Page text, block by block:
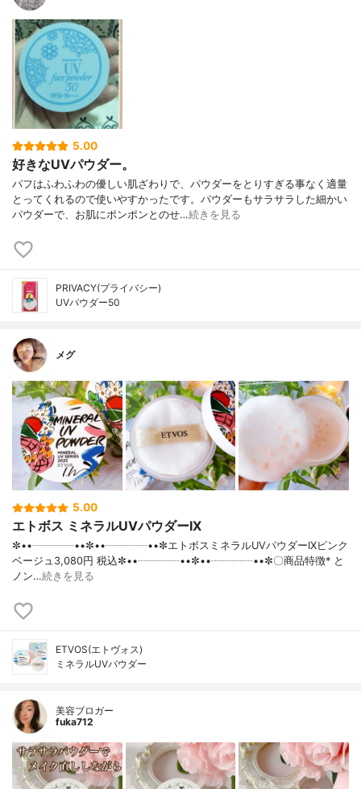
5.00
好きなUVパウダー。
パフはふわふわの優しい肌ざわりで、パウダーをとりすぎる事なく適量
とってくれるので使いやすかったです。パウダーもサラサラした細かい
パウダーで、お肌にポンポンとのせ…続きを見る
PRIVACY(プライバシー)
UVパウダー50
メグ
5.00
エトボス ミネラルUVパウダーIX
✼••┈┈┈┈••✼••┈┈┈┈••✼エトボスミネラルUVパウダーIXピンク
ベージュ3,080円 税込✼••┈┈┈┈••✼••┈┈┈┈••✼〇商品特徴* と
ノン…続きを見る
ETVOS(エトヴォス)
ミネラルUVパウダー
美容ブロガー
fuka712